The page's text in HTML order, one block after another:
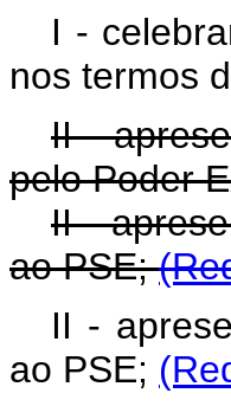
I -
nos termos
II -
pelo Poder
II -
ao PSE;
II -
ao PSE;